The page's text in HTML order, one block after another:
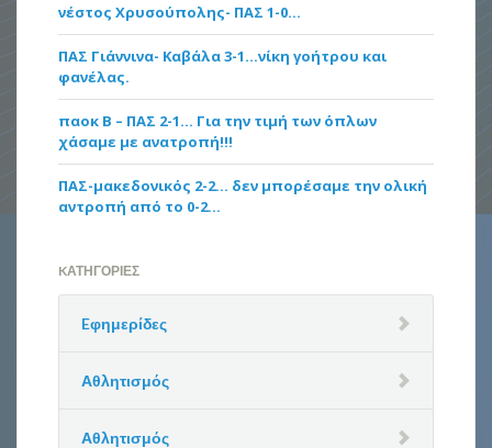
νέστος Χρυσούπολης- ΠΑΣ 1-0…
ΠΑΣ Γιάννινα- Καβάλα 3-1…νίκη γοήτρου και
φανέλας.
παοκ Β – ΠΑΣ 2-1… Για την τιμή των όπλων
χάσαμε με ανατροπή!!!
ΠΑΣ-μακεδονικός 2-2… δεν μπορέσαμε την ολική
αντροπή από το 0-2…
KΑΤΗΓΟΡΊΕΣ
Eφημερίδες
Αθλητισμός
Αθλητισμός